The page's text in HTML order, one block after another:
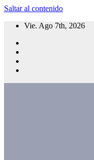
Saltar al contenido
Vie. Ago 7th, 2026